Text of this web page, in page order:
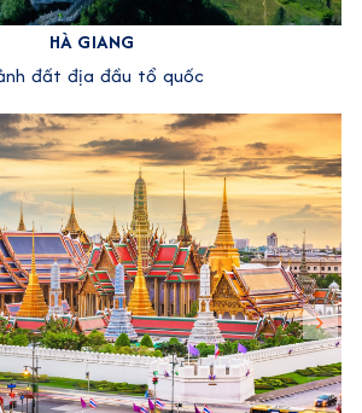
HÀ GIANG
đất địa đầu tổ quốc